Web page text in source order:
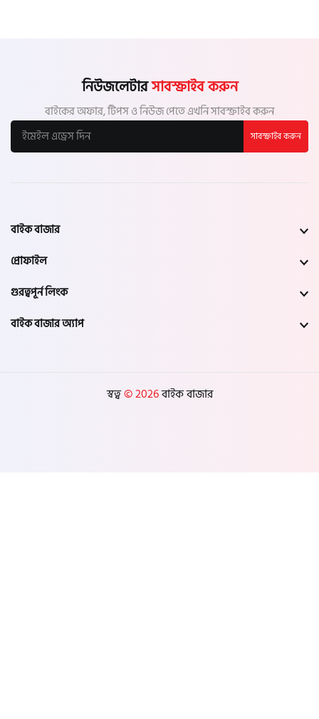
নিউজলেটারসাবস্ক্রাইব করুন
বাইকের অফার, টিপস ও নিউজ পেতে এখনি সাবস্ক্রাইব করুন
সাবস্ক্রাইব করুন
বাইক বাজার
প্রোফাইল
গুরত্বপূর্ন লিংক
বাইক বাজার অ্যাপ
স্বত্ব© 2026বাইক বাজার